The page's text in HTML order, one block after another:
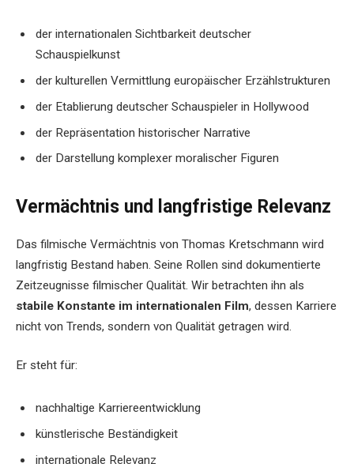
der internationalen Sichtbarkeit deutscher
Schauspielkunst
der kulturellen Vermittlung europäischer Erzählstrukturen
der Etablierung deutscher Schauspieler in Hollywood
der Repräsentation historischer Narrative
der Darstellung komplexer moralischer Figuren
Vermächtnis und langfristige Relevanz
Das filmische Vermächtnis von Thomas Kretschmann wird
langfristig Bestand haben. Seine Rollen sind dokumentierte
Zeitzeugnisse filmischer Qualität. Wir betrachten ihn als
stabile Konstante im internationalen Film, dessen Karriere
nicht von Trends, sondern von Qualität getragen wird.
Er steht für:
nachhaltige Karriereentwicklung
künstlerische Beständigkeit
internationale Relevanz